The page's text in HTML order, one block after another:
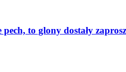
to glony dostały